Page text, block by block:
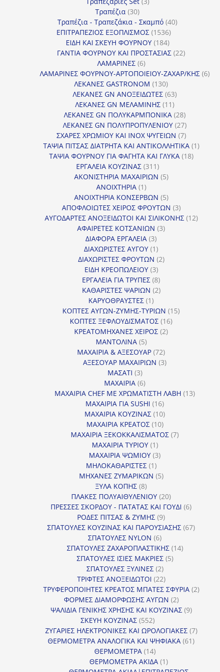
Τραπέζια 3030
προϊόντα
Τραπέζια - Τραπεζάκια - Σκαμπό 4040
ΕΠΙΤΡΑΠΕΖΙΟΣ ΕΞΟΠΛΙΣΜΟΣ 15361536
προϊόντα
ΕΙΔΗ ΚΑΙ ΣΚΕΥΗ ΦΟΥΡΝΟΥ 184184
προϊόντα
ΓΑΝΤΙΑ ΦΟΥΡΝΟΥ ΚΑΙ ΠΡΟΣΤΑΣΙΑΣ 2222
ΛΑΜΑΡΙΝΕΣ 66
προϊόντα
ΛΑΜΑΡΙΝΕΣ ΦΟΥΡΝΟΥ-ΑΡΤΟΠΟΙΕΙΟΥ-ΖΑΧΑΡ/ΚΗΣ 66
ΛΕΚΑΝΕΣ GASTRONOM 130130
προϊόντα
ΛΕΚΑΝΕΣ GN ΑΝΟΞΕΙΔΩΤΕΣ 6363
ΛΕΚΑΝΕΣ GN ΜΕΛΑΜΙΝΗΣ 1111
προϊόντα
ΛΕΚΑΝΕΣ GN ΠΟΛΥΚΑΡΜΠΟΝΙΚΑ 2828
προϊόντα
ΛΕΚΑΝΕΣ GN ΠΟΛΥΠΡΟΠΥΛΕΝΙΟΥ 2727
προϊόντα
ΣΧΑΡΕΣ ΧΡΩΜΙΟΥ ΚΑΙ INOX ΨΥΓΕΙΩΝ 77
προϊόντα
ΤΑΨΙΑ ΠΙΤΣΑΣ ΔΙΑΤΡΗΤΑ ΚΑΙ ΑΝΤΙΚΟΛΛΗΤΙΚΑ 11
ΤΑΨΙΑ ΦΟΥΡΝΟΥ ΓΙΑ ΦΑΓΗΤΑ ΚΑΙ ΓΛΥΚΑ 1818
ΕΡΓΑΛΕΙΑ ΚΟΥΖΙΝΑΣ 311311
προϊόντα
ΑΚΟΝΙΣΤΗΡΙΑ ΜΑΧΑΙΡΙΩΝ 55
ΑΝΟΙΧΤΗΡΙΑ 11
προϊόν
ΑΝΟΙΧΤΗΡΙΑ ΚΟΝΣΕΡΒΩΝ 55
προϊόντα
ΑΠΟΦΛΟΙΩΤΕΣ ΧΕΙΡΟΣ ΦΡΟΥΤΩΝ 33
προϊόντα
ΑΥΓΟΔΑΡΤΕΣ ΑΝΟΞΕΙΔΩΤΟΙ ΚΑΙ ΣΙΛΙΚΟΝΗΣ 1212
ΑΦΑΙΡΕΤΕΣ ΚΟΤΣΑΝΙΩΝ 33
ΔΙΑΦΟΡΑ ΕΡΓΑΛΕΙΑ 33
προϊόντα
ΔΙΑΧΩΡΙΣΤΕΣ ΑΥΓΟΥ 11
προϊόν
ΔΙΑΧΩΡΙΣΤΕΣ ΦΡΟΥΤΩΝ 22
ΕΙΔΗ ΚΡΕΟΠΩΛΕΙΟΥ 33
προϊόντα
ΕΡΓΑΛΕΙΑ ΓΙΑ ΤΡΥΠΕΣ 88
προϊόντα
ΚΑΘΑΡΙΣΤΕΣ ΨΑΡΙΩΝ 22
ΚΑΡΥΟΘΡΑΥΣΤΕΣ 11
προϊόν
ΚΟΠΤΕΣ ΑΥΓΩΝ-ΖΥΜΗΣ-ΤΥΡΙΩΝ 1515
ΚΟΠΤΕΣ ΞΕΦΛΟΥΔΙΣΜΑΤΟΣ 1616
ΚΡΕΑΤΟΜΗΧΑΝΕΣ ΧΕΙΡΟΣ 22
ΜΑΝΤΟΛΙΝΑ 55
προϊόντα
ΜΑΧΑΙΡΙΑ & ΑΞΕΣΟΥΑΡ 7272
προϊόντα
ΑΞΕΣΟΥΑΡ ΜΑΧΑΙΡΙΩΝ 33
ΜΑΣΑΤΙ 33
προϊόντα
ΜΑΧΑΙΡΙΑ 66
προϊόντα
ΜΑΧΑΙΡΙΑ CHEF ΜΕ ΧΡΩΜΑΤΙΣΤΗ ΛΑΒΗ 1313
ΜΑΧΑΙΡΙΑ ΓΙΑ SUSHI 1616
προϊόντα
ΜΑΧΑΙΡΙΑ ΚΟΥΖΙΝΑΣ 1010
προϊόντα
ΜΑΧΑΙΡΙΑ ΚΡΕΑΤΟΣ 1010
προϊόντα
ΜΑΧΑΙΡΙΑ ΞΕΚΟΚΚΑΛΙΣΜΑΤΟΣ 77
ΜΑΧΑΙΡΙΑ ΤΥΡΙΟΥ 11
προϊόν
ΜΑΧΑΙΡΙΑ ΨΩΜΙΟΥ 33
ΜΗΛΟΚΑΘΑΡΙΣΤΕΣ 11
προϊόν
ΜΗΧΑΝΕΣ ΖΥΜΑΡΙΚΩΝ 55
ΞΥΛΑ ΚΟΠΗΣ 88
προϊόντα
ΠΛΑΚΕΣ ΠΟΛΥΑΙΘΥΛΕΝΙΟΥ 2020
προϊόντα
ΠΡΕΣΣΕΣ ΣΚΟΡΔΟΥ - ΠΑΤΑΤΑΣ ΚΑΙ ΓΟΥΔΙ 66
ΡΟΔΕΣ ΠΙΤΣΑΣ & ΖΥΜΗΣ 99
προϊόντα
ΣΠΑΤΟΥΛΕΣ ΚΟΥΖΙΝΑΣ ΚΑΙ ΠΑΡΟΥΣΙΑΣΗΣ 6767
ΣΠΑΤΟΥΛΕΣ NYLON 66
προϊόντα
ΣΠΑΤΟΥΛΕΣ ΖΑΧΑΡΟΠΛΑΣΤΙΚΗΣ 1414
ΣΠΑΤΟΥΛΕΣ ΙΣΙΕΣ ΜΑΚΡΙΕΣ 55
ΣΠΑΤΟΥΛΕΣ ΞΥΛΙΝΕΣ 22
προϊόντα
ΤΡΙΦΤΕΣ ΑΝΟΞΕΙΔΩΤΟΙ 2222
προϊόντα
ΤΡΥΦΕΡΟΠΟΙΗΤΕΣ ΚΡΕΑΤΟΣ ΜΠΑΤΕΣ ΣΦΥΡΙΑ 22
ΦΟΡΜΕΣ ΔΙΑΜΟΡΦΩΣΗΣ ΑΥΓΩΝ 22
προϊόντα
ΨΑΛΙΔΙΑ ΓΕΝΙΚΗΣ ΧΡΗΣΗΣ ΚΑΙ ΚΟΥΖΙΝΑΣ 99
ΣΚΕΥΗ ΚΟΥΖΙΝΑΣ 552552
προϊόντα
ΖΥΓΑΡΙΕΣ ΗΛΕΚΤΡΟΝΙΚΕΣ ΚΑΙ ΩΡΟΛΟΓΙΑΚΕΣ 77
ΘΕΡΜΟΜΕΤΡΑ ΑΝΑΛΟΓΙΚΑ ΚΑΙ ΨΗΦΙΑΚΑ 6161
ΘΕΡΜΟΜΕΤΡΑ 1414
προϊόντα
ΘΕΡΜΟΜΕΤΡΑ ΑΚΙΔΑ 11